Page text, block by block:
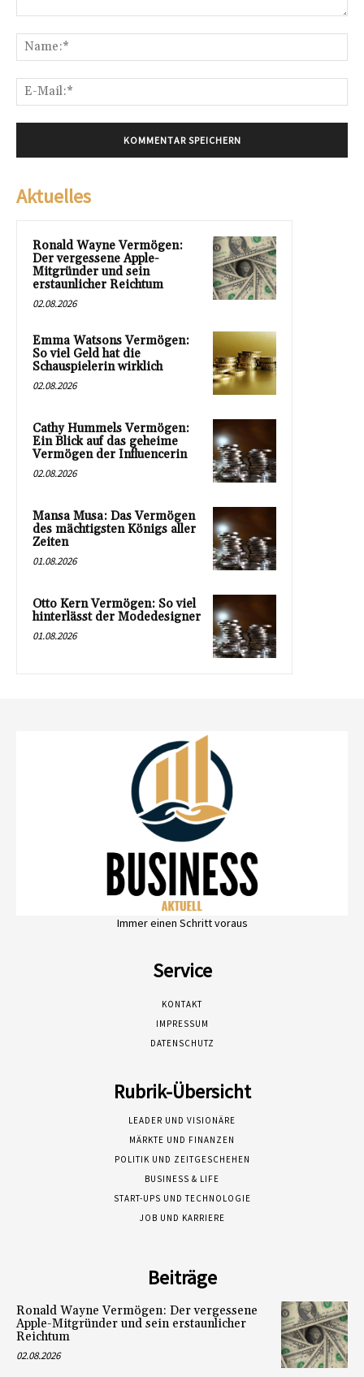
Aktuelles
Ronald Wayne Vermögen:
Der vergessene Apple-
Mitgründer und sein
erstaunlicher Reichtum
02.08.2026
Emma Watsons Vermögen:
So viel Geld hat die
Schauspielerin wirklich
02.08.2026
Cathy Hummels Vermögen:
Ein Blick auf das geheime
Vermögen der Influencerin
02.08.2026
Mansa Musa: Das Vermögen
des mächtigsten Königs aller
Zeiten
01.08.2026
Otto Kern Vermögen: So viel
hinterlässt der Modedesigner
01.08.2026
Immer einen Schritt voraus
Service
KONTAKT
IMPRESSUM
DATENSCHUTZ
Rubrik-Übersicht
LEADER UND VISIONÄRE
MÄRKTE UND FINANZEN
POLITIK UND ZEITGESCHEHEN
BUSINESS & LIFE
START-UPS UND TECHNOLOGIE
JOB UND KARRIERE
Beiträge
Ronald Wayne Vermögen: Der vergessene
Apple-Mitgründer und sein erstaunlicher
Reichtum
02.08.2026